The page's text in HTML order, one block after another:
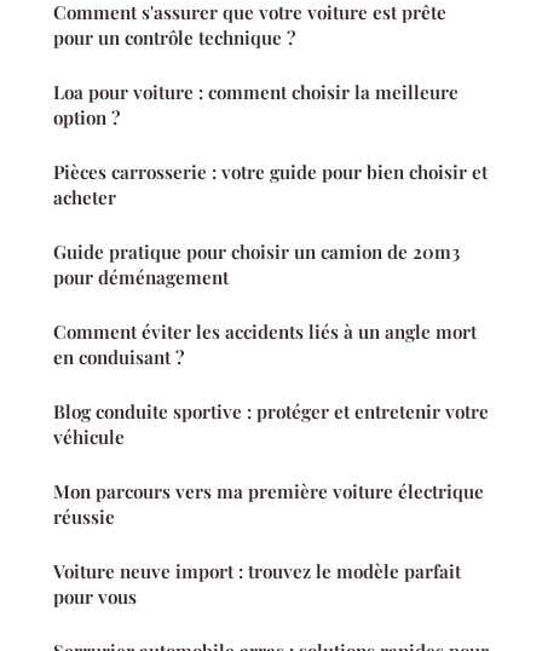
Comment s'assurer que votre voiture est prête
pour un contrôle technique ?
Loa pour voiture : comment choisir la meilleure
option ?
Pièces carrosserie : votre guide pour bien choisir et
acheter
Guide pratique pour choisir un camion de 20m3
pour déménagement
Comment éviter les accidents liés à un angle mort
en conduisant ?
Blog conduite sportive : protéger et entretenir votre
véhicule
Mon parcours vers ma première voiture électrique
réussie
Voiture neuve import : trouvez le modèle parfait
pour vous